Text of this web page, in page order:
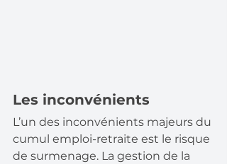
Les inconvénients
L’un des inconvénients majeurs du
cumul emploi-retraite est le risque
de surmenage. La gestion de la